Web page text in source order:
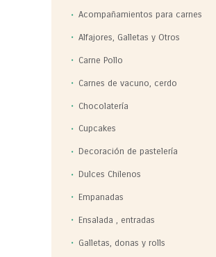
Acompañamientos para carnes
Alfajores, Galletas y Otros
Carne Pollo
Carnes de vacuno, cerdo
Chocolatería
Cupcakes
Decoración de pastelería
Dulces Chilenos
Empanadas
Ensalada , entradas
Galletas, donas y rolls